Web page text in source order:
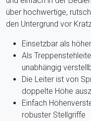
über hochwertige,
den Untergrund vor
Einsetzbar als
Als
unabhängig
Die Leiter ist von
doppelte Höhe
Einfach
robuster Stellgriffe